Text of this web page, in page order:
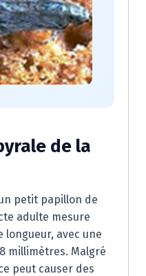
de la
petit papillon de
adulte mesure
avec une
millimètres. Malgré
peut causer des